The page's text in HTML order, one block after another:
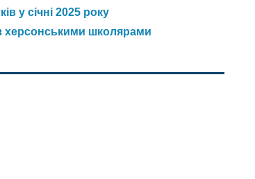
у січні 2025 року
херсонськими школярами